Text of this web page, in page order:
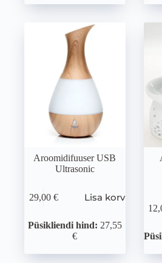
Aroomidifuuser USB
Ultrasonic
29,00 € Lisa korvi
Püsikliendi hind: 27,55
€